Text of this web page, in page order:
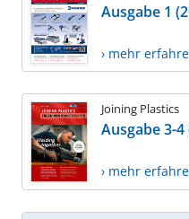
Ausgabe 1
› mehr
Joining Plastics
Ausgabe 3-4
› mehr